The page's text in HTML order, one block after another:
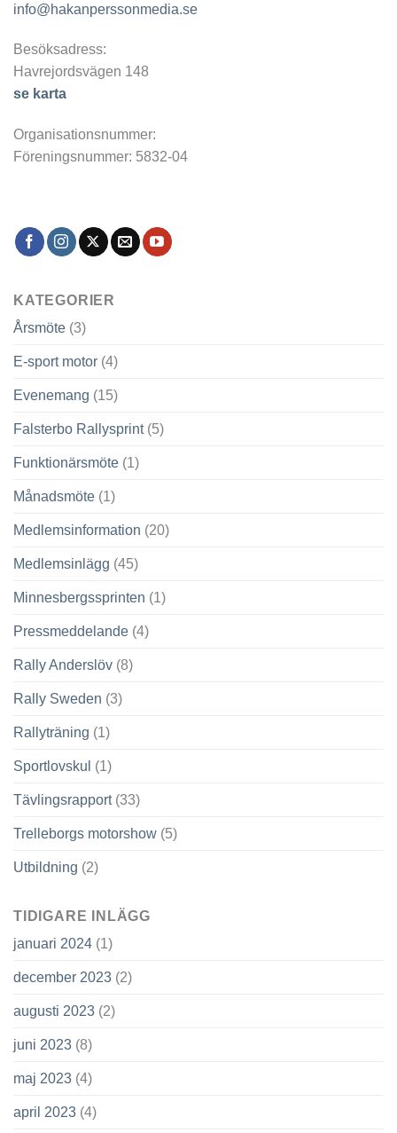
info@hakanperssonmedia.se
Besöksadress:
Havrejordsvägen 148
se karta
Organisationsnummer:
Föreningsnummer: 5832-04
KATEGORIER
Årsmöte (3)
E-sport motor (4)
Evenemang (15)
Falsterbo Rallysprint(5)
Funktionärsmöte (1)
Månadsmöte (1)
Medlemsinformation (20)
Medlemsinlägg (45)
Minnesbergssprinten (1)
Pressmeddelande (4)
Rally Anderslöv (8)
Rally Sweden (3)
Rallyträning (1)
Sportlovskul (1)
Tävlingsrapport(33)
Trelleborgs motorshow (5)
Utbildning (2)
TIDIGARE INLÄGG
januari 2024 (1)
december 2023 (2)
augusti 2023 (2)
juni 2023 (8)
maj 2023 (4)
april 2023 (4)